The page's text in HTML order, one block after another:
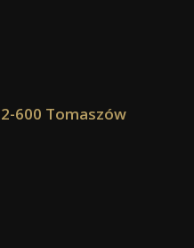
600 Tomaszów